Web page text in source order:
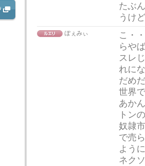
たぶ
うけ
ぽぇみぃ
こ・
らや
スレ
れに
だめ
世界
あか
トンの
奴隷
で売
よう
ネク